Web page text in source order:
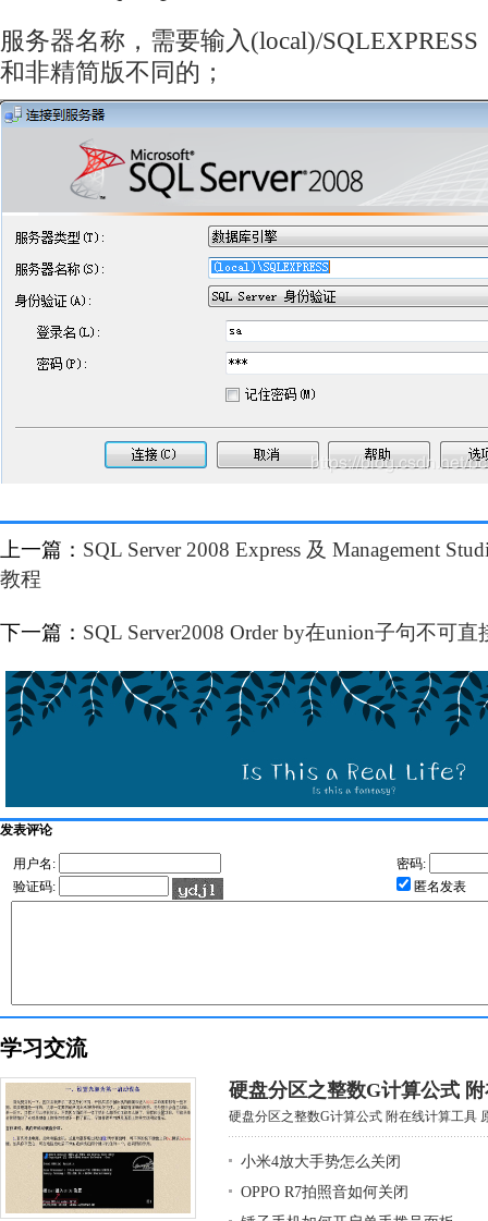
服务器名称，需要输入(local)/
和非精简版不同的；
上一篇： SQL Server 2008 Express 及 Management
教程
下一篇： SQL Server2008 Order by在union子句不可
发表评论
用户名:
密码:
验证码:
匿名发表
学习交流
硬盘分区之整数G计算公式
硬盘分区之整数G计算公式 附在线计算工具
小米4放大手势怎么关闭
OPPO R7拍照音如何关闭